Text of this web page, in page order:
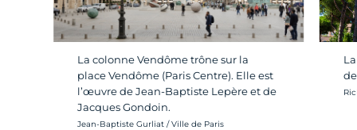
La colonne Vendôme trône sur la
place Vendôme (Paris Centre). Elle est
l’œuvre de Jean-Baptiste Lepère et de
Jacques Gondoin.
Crédit photo :
Jean-Baptiste Gurliat / Ville de Paris